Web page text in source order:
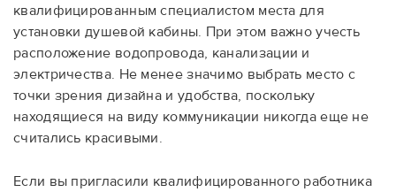
квалифицированным специалистом места для
установки душевой кабины. При этом важно учесть
расположение водопровода, канализации и
электричества. Не менее значимо выбрать место с
точки зрения дизайна и удобства, поскольку
находящиеся на виду коммуникации никогда еще не
считались красивыми.
Если вы пригласили квалифицированного работника